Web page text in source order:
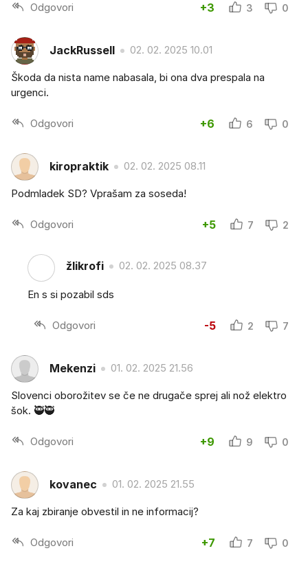
Odgovori +3 3 0
JackRussell 02. 02. 2025 10.01
Škoda da nista name nabasala, bi ona dva prespala na
urgenci.
Odgovori +6 6 0
kiropraktik 02. 02. 2025 08.11
Podmladek SD? Vprašam za soseda!
Odgovori +5 7 2
žlikrofi 02. 02. 2025 08.37
En s si pozabil sds
Odgovori -5 2 7
Mekenzi 01. 02. 2025 21.56
Slovenci oborožitev se če ne drugače sprej ali nož elektro
šok. 🥷🥷
Odgovori +9 9 0
kovanec 01. 02. 2025 21.55
Za kaj zbiranje obvestil in ne informacij?
Odgovori +7 7 0